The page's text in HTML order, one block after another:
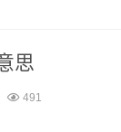
思
491